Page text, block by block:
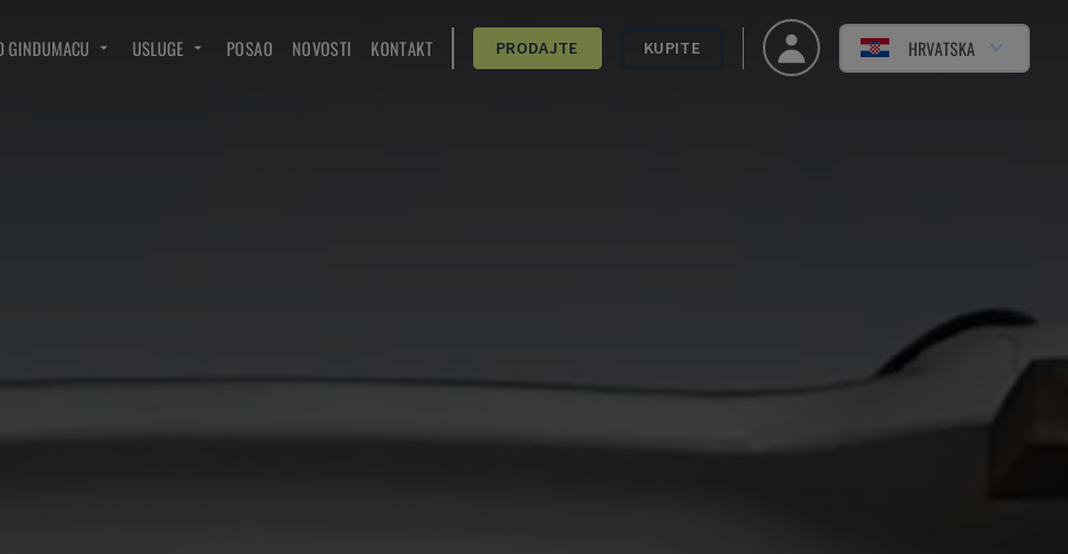
GINDUMACU USLUGE POSAO NOVOSTI KONTAKT PRODAJTE KUPITE HRVATSKA